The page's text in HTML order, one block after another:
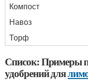
Компост
Навоз
Торф
Список: Примеры
удобрений для